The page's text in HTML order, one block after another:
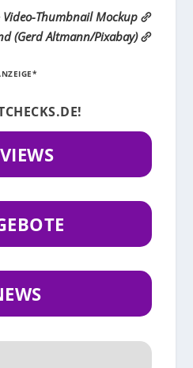
Thumbnail Mockup
(Gerd Altmann/Pixabay)